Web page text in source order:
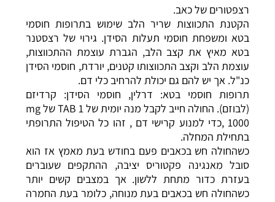
רצפטורים של כאב.
הקטנת התכווצות שריר הלב שימוש בתרופות חוסמי
בטא ומשפחת חוסמי תעלות הסידן. גירוי של רצסטנר
בטא מאיץ את קצב הלב, הגברת עוצמת ההתכווצות,
עוצמת הלב וקצב התכווצותו קטנים, יורדת, חוסמי הסידן
כנ"ל. אך יש להם גם יכולת להרחיב כלי דם.
תרופות חוסמי בטא: דרלין, חוסמי הסידן: קרדיזם
(לבוזם). החולה חייב לקבל מנה יומית של 1 TAB של mg
1000 ,כדי למנוע קרישי דם , זהו כל הטיפול התרופתי
בתחילת המחלה.
כשהחולה חש בכאבים פעם בחודש בעת מאמץ אז הוא
סובל מאנגינה פקטוריס יציבה, ההתקפים שעוברים
בעזרת כדור מתחת ללשון. אך במצבים קשים יותר
כשהחולה חש בכאבים בעת מנוחה, כלומר בעת החמרה